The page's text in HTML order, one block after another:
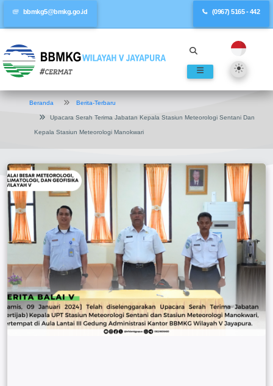
bbmkg5@bmkg.go.id (0967) 5165 - 442
Beranda Berita-Terbaru
Upacara Serah Terima Jabatan Kepala Stasiun Meteorologi Sentani Dan
Kepala Stasiun Meteorologi Manokwari